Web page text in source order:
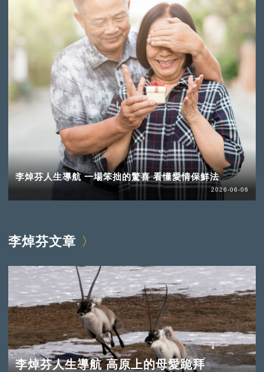
李焯芬人生導航 一場笨拙的驚喜 看懂愛情保鮮法
2026-06-06
李焯芬文章
李焯芬人生導航 高原上的母愛跪拜